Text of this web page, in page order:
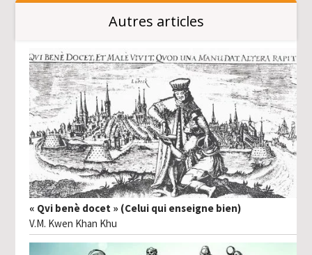
Autres articles
« Qvi benè docet » (Celui qui enseigne bien)
V.M. Kwen Khan Khu